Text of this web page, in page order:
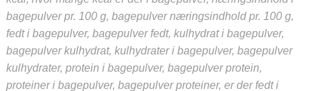
bagepulver pr. 100 g, bagepulver næringsindhold pr. 100 g,
fedt i bagepulver, bagepulver fedt, kulhydrat i bagepulver,
bagepulver kulhydrat, kulhydrater i bagepulver, bagepulver
kulhydrater, protein i bagepulver, bagepulver protein,
proteiner i bagepulver, bagepulver proteiner, er der fedt i